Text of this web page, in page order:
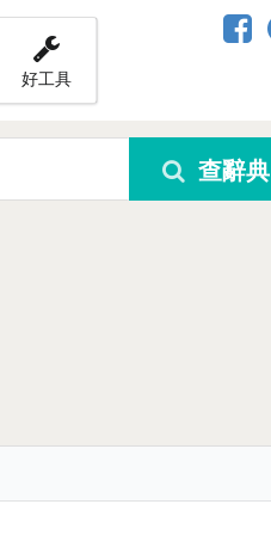
好工具
查辭典